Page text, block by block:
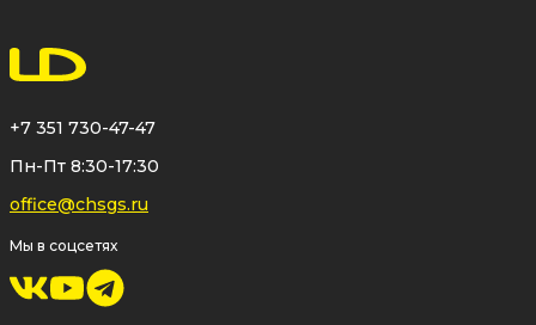
+7 351 730-47-47
Пн-Пт 8:30-17:30
office@chsgs.ru
Мы в соцсетях